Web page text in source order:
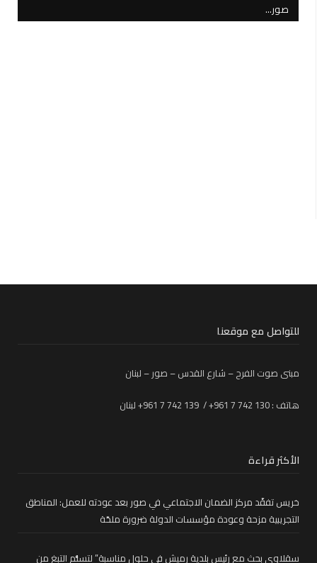
صور…
للتواصل مع موقعنا
مبنى صوت الفرح – شارع القدس – صور – لبنان
هاتف : 130 742 7 961+ / 139 742 7 961+ لبنان
الأكثر قراءة
خريس تفقّد مركز الضمان الاجتماعي في صور بعد عودته للعمل: المناطق
التجريبية مزحة وعودة مؤسسات الدولة ضرورة ملحّة
سقلاوي بحث مع رئيس بلدية رميش في حلول مناسبة” لتسلُّم التبغ من